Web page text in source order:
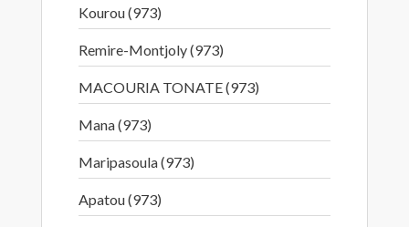
Kourou (973)
Remire-Montjoly (973)
MACOURIA TONATE (973)
Mana (973)
Maripasoula (973)
Apatou (973)